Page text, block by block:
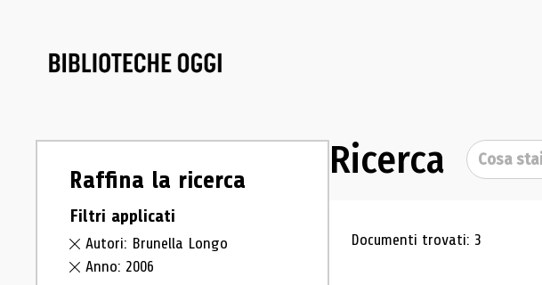
Raffina la ricerca
Filtri applicati
Autori: Brunella Longo
Anno: 2006
Ricerca Cerca
Risultati di
Documenti trovati: 3